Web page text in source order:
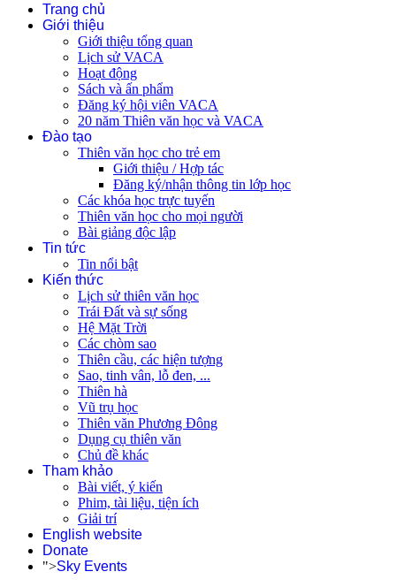
Trang chủ
Giới thiệu
Giới thiệu tổng quan
Lịch sử VACA
Hoạt động
Sách và ấn phẩm
Đăng ký hội viên VACA
20 năm Thiên văn học và VACA
Đào tạo
Thiên văn học cho trẻ em
Giới thiệu / Hợp tác
Đăng ký/nhận thông tin lớp học
Các khóa học trực tuyến
Thiên văn học cho mọi người
Bài giảng độc lập
Tin tức
Tin nổi bật
Kiến thức
Lịch sử thiên văn học
Trái Đất và sự sống
Hệ Mặt Trời
Các chòm sao
Thiên cầu, các hiện tượng
Sao, tinh vân, lỗ đen, ...
Thiên hà
Vũ trụ học
Thiên văn Phương Đông
Dụng cụ thiên văn
Chủ đề khác
Tham khảo
Bài viết, ý kiến
Phim, tài liệu, tiện ích
Giải trí
English website
Donate
">Sky Events